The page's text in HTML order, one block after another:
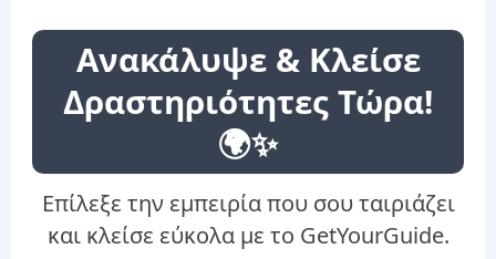
Ανακάλυψε & Κλείσε
Δραστηριότητες Τώρα!
🌍✨
Επίλεξε την εμπειρία που σου ταιριάζει
και κλείσε εύκολα με το GetYourGuide.